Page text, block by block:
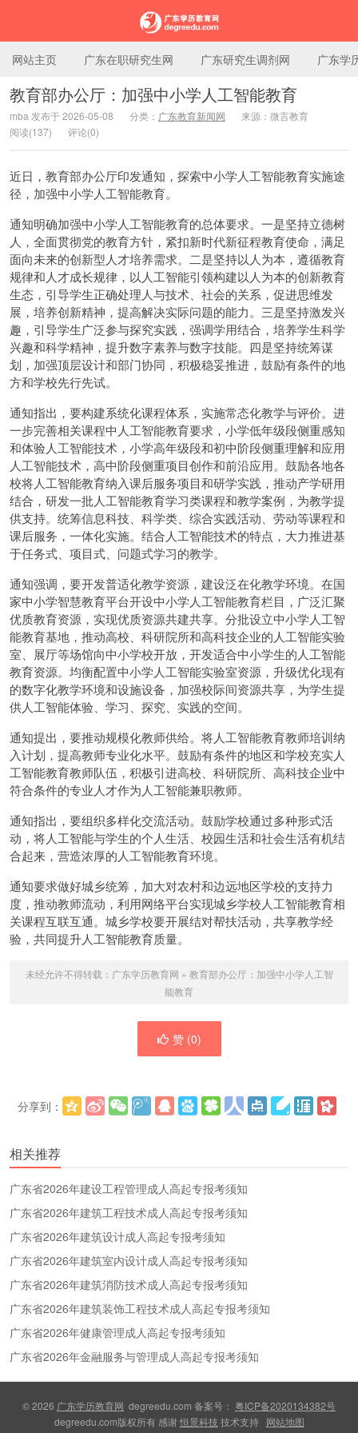
广东学历教育网
网站主页 广东在职研究生网 广东研究生调剂网 广东学
教育部办公厅：加强中小学人工智能教育
mba 发布于 2026-05-08 分类： 广东教育新闻网
来源：微言教育
阅读(137)
评论(0)
近日，教育部办公厅印发通知，探索中小学人工智能教育实施途
径，加强中小学人工智能教育。
通知明确加强中小学人工智能教育的总体要求。一是坚持立德树
人，全面贯彻党的教育方针，紧扣新时代新征程教育使命，满足
面向未来的创新型人才培养需求。二是坚持以人为本，遵循教育
规律和人才成长规律，以人工智能引领构建以人为本的创新教育
生态，引导学生正确处理人与技术、社会的关系，促进思维发
展，培养创新精神，提高解决实际问题的能力。三是坚持激发兴
趣，引导学生广泛参与探究实践，强调学用结合，培养学生科学
兴趣和科学精神，提升数字素养与数字技能。四是坚持统筹谋
划，加强顶层设计和部门协同，积极稳妥推进，鼓励有条件的地
方和学校先行先试。
通知指出，要构建系统化课程体系，实施常态化教学与评价。进
一步完善相关课程中人工智能教育要求，小学低年级段侧重感知
和体验人工智能技术，小学高年级段和初中阶段侧重理解和应用
人工智能技术，高中阶段侧重项目创作和前沿应用。鼓励各地各
校将人工智能教育纳入课后服务项目和研学实践，推动产学研用
结合，研发一批人工智能教育学习类课程和教学案例，为教学提
供支持。统筹信息科技、科学类、综合实践活动、劳动等课程和
课后服务，一体化实施。结合人工智能技术的特点，大力推进基
于任务式、项目式、问题式学习的教学。
通知强调，要开发普适化教学资源，建设泛在化教学环境。在国
家中小学智慧教育平台开设中小学人工智能教育栏目，广泛汇聚
优质教育资源，实现优质资源共建共享。分批设立中小学人工智
能教育基地，推动高校、科研院所和高科技企业的人工智能实验
室、展厅等场馆向中小学校开放，开发适合中小学生的人工智能
教育资源。均衡配置中小学人工智能实验室资源，升级优化现有
的数字化教学环境和设施设备，加强校际间资源共享，为学生提
供人工智能体验、学习、探究、实践的空间。
通知提出，要推动规模化教师供给。将人工智能教育教师培训纳
入计划，提高教师专业化水平。鼓励有条件的地区和学校充实人
工智能教育教师队伍，积极引进高校、科研院所、高科技企业中
符合条件的专业人才作为人工智能兼职教师。
通知指出，要组织多样化交流活动。鼓励学校通过多种形式活
动，将人工智能与学生的个人生活、校园生活和社会生活有机结
合起来，营造浓厚的人工智能教育环境。
通知要求做好城乡统筹，加大对农村和边远地区学校的支持力
度，推动教师流动，利用网络平台实现城乡学校人工智能教育相
关课程互联互通。城乡学校要开展结对帮扶活动，共享教学经
验，共同提升人工智能教育质量。
未经允许不得转载： 广东学历教育网 » 教育部办公厅：加强中小学人工智
能教育
赞 (0)
分享到：
相关推荐
广东省2026年建设工程管理成人高起专报考须知
广东省2026年建筑工程技术成人高起专报考须知
广东省2026年建筑设计成人高起专报考须知
广东省2026年建筑室内设计成人高起专报考须知
广东省2026年建筑消防技术成人高起专报考须知
广东省2026年建筑装饰工程技术成人高起专报考须知
广东省2026年健康管理成人高起专报考须知
广东省2026年金融服务与管理成人高起专报考须知
© 2026 广东学历教育网 degreedu.com 备案号： 粤ICP备2020134382号
degreedu.com版权所有 感谢恒景科技 技术支持 网站地图